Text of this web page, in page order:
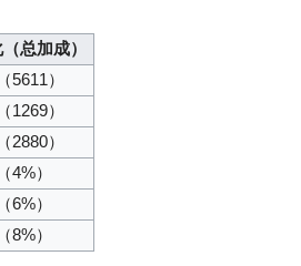
总加成）
（5611）
（1269）
（2880）
（4%）
（6%）
（8%）